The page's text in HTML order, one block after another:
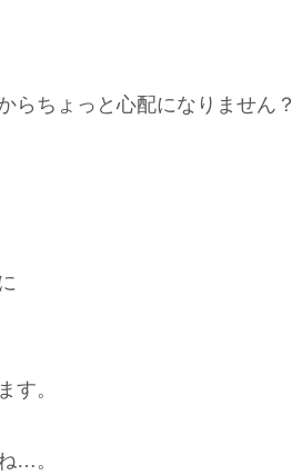
らちょっと心配になりません？
す。
…。